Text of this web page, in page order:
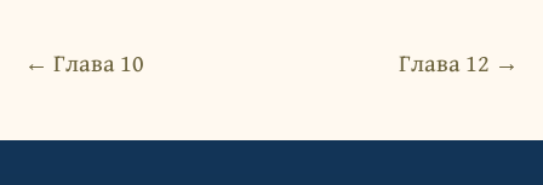
← Глава 10 Глава 12 →